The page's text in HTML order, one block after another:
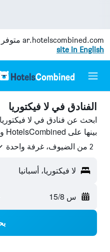
ar.hotelscombined.com متوفر
site in English
الفنادق في لا فيكتوريا
ابحث عن فنادق في لا
بينها على HotelsCombined ووفّر.
2 من الضيوف، غرفة واحدة
لا فيكتوريا، أسبانيا
س 15/8